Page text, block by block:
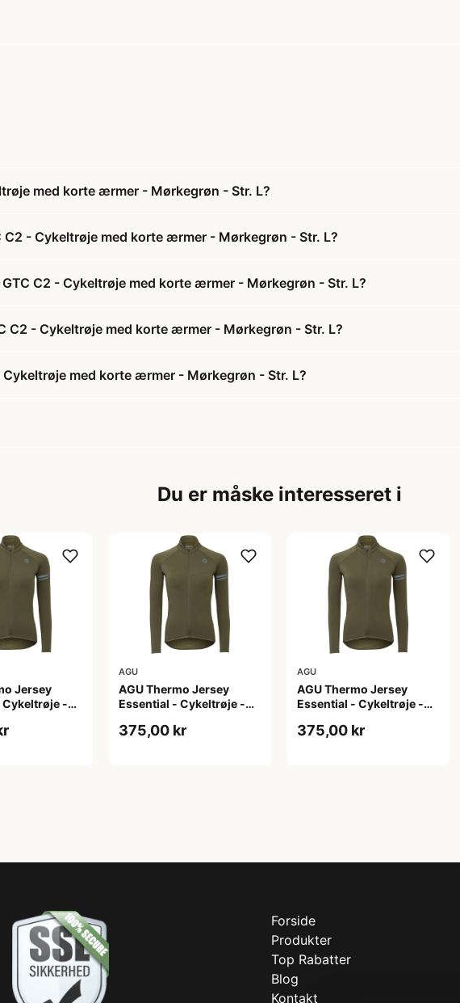
med korte ærmer - Mørkegrøn - Str. L?
- Cykeltrøje med korte ærmer - Mørkegrøn - Str. L?
C2 - Cykeltrøje med korte ærmer - Mørkegrøn - Str. L?
C2 - Cykeltrøje med korte ærmer - Mørkegrøn - Str. L?
med korte ærmer - Mørkegrøn - Str. L?
Du er måske interesseret i
Jersey
-
AGU
AGU Thermo Jersey
Essential - Cykeltrøje -
375,00 kr
AGU
AGU Thermo Jersey
Essential - Cykeltrøje -
XL
375,00 kr
Forside
Produkter
Top Rabatter
Blog
Kontakt